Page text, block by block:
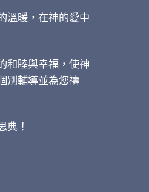
溫暖，在神的愛中
和睦與幸福，使神
別輔導並為您禱
典！